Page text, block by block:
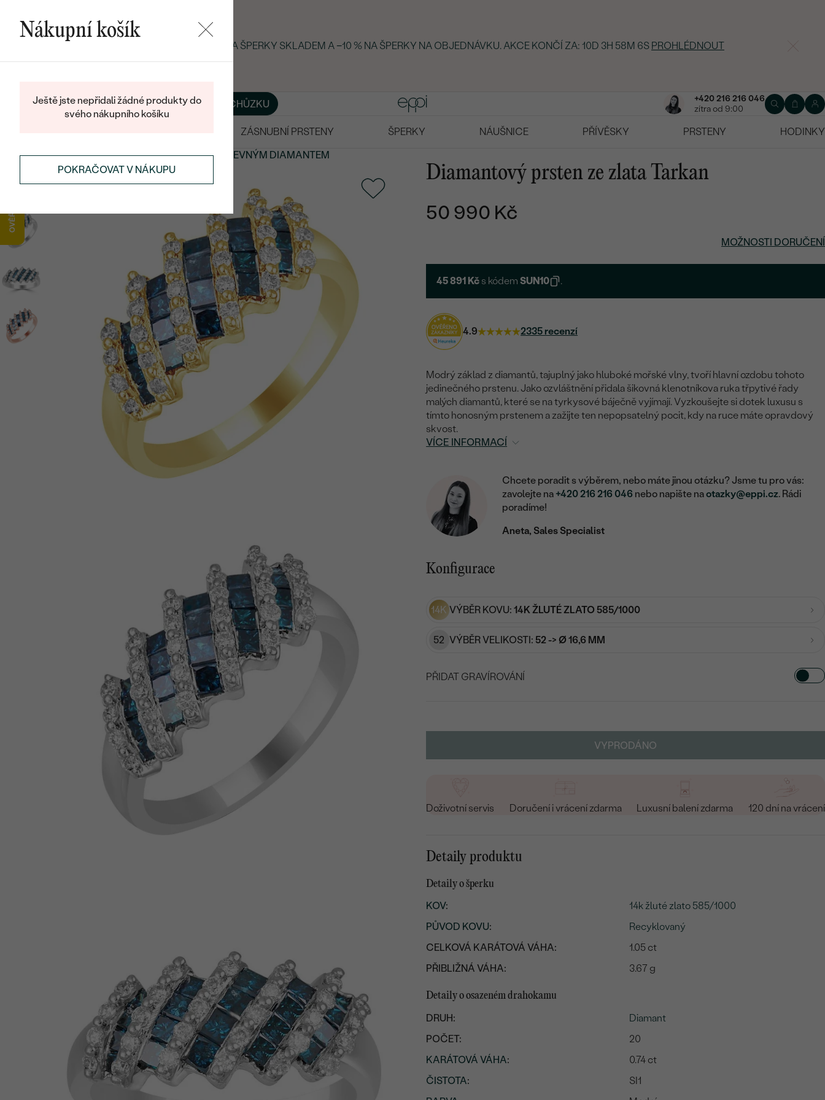
LETNÍ BLACK FRIDAY: −25 % NA ŠPERKY SKLADEM A −10 % NA ŠPERKY NA OBJEDNÁVKU. AKCE KONČÍ ZA:10D 3H 58M 5S PROHLÉDNOUT
BLOGŠPERKY NA MÍRU DOMLUVIT SI SCHŮZKU
+420 216 216 046
zítra od 9:00
ZÁSNUBNÍ PRSTENY ŠPERKY NÁUŠNICE PŘÍVĚSKY PRSTENY
HODINKY
PRSTENYPRSTENY S DRAHOKAMYPRSTENY S BAREVNÝM DIAMANTEM
Diamantový prsten ze zlata Tarkan
50 990 Kč
MOŽNOSTI DORUČENÍ
45 891 Kč s kódemSUN10 .
4.9 2335 recenzí
Modrý základ z diamantů, tajuplný jako hluboké mořské vlny, tvoří hlavní ozdobu tohoto
jedinečného prstenu. Jako ozvláštnění přidala šikovná klenotníkova ruka třpytivé řady
malých diamantů, které se na tyrkysové báječně vyjímají. Vyzkoušejte si dotek luxusu s
tímto honosným prstenem a zažijte ten nepopsatelný pocit, kdy na ruce máte opravdový
skvost.
VÍCE INFORMACÍ
Chcete poradit s výběrem, nebo máte jinou otázku? Jsme tu pro vás:
zavolejte na +420 216 216 046 nebo napište naotazky@eppi.cz. Rádi
poradíme!
Aneta, Sales Specialist
Konfigurace
14K VÝBĚR KOVU: 14K ŽLUTÉ ZLATO 585/1000
52 VÝBĚR VELIKOSTI: 52 -> Ø 16,6 MM
PŘIDAT GRAVÍROVÁNÍ
Napište iniciály/text
VYPRODÁNO
Doživotní servis Doručení i vrácení zdarma Luxusní balení zdarma 120 dní na vrácení
Detaily produktu
Detaily o šperku
KOV:
14k žluté zlato 585/1000
PŮVOD KOVU:
Recyklovaný
CELKOVÁ KARÁTOVÁ VÁHA:
1.05 ct
PŘIBLIŽNÁ VÁHA:
3.67 g
Detaily o osazeném drahokamu
DRUH:
Diamant
POČET:
20
KARÁTOVÁ VÁHA:
0.74 ct
ČISTOTA:
SI1
Nákupní košík
Ještě jste nepřidali žádné produkty do
svého nákupního košíku
POKRAČOVAT V NÁKUPU